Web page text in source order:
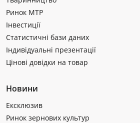
Ринок МТР
Інвестиції
Статистичні бази даних
Індивідуальні презентації
Цінові довідки на товар
Новини
Ексклюзив
Ринок зернових культур